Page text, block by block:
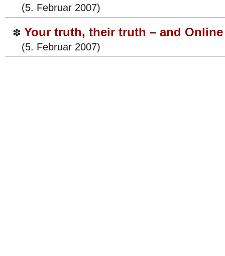
(5. Februar 2007)
✽ Your truth, their truth – and
(5. Februar 2007)